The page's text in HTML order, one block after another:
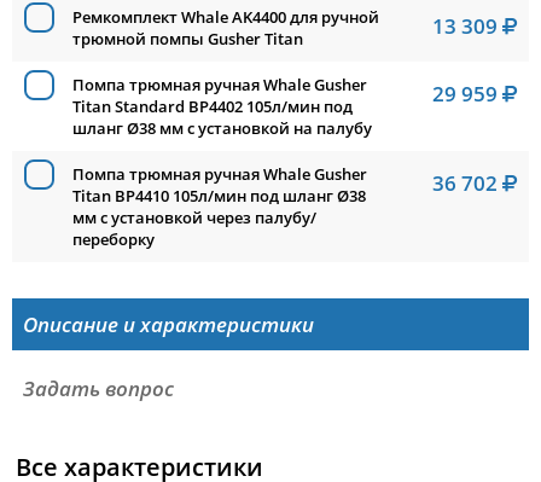
Ремкомплект Whale AK4400 для ручной
трюмной помпы Gusher Titan
13 309
Помпа трюмная ручная Whale Gusher
Titan Standard BP4402 105л/мин под
шланг Ø38 мм с установкой на палубу
29 959
Помпа трюмная ручная Whale Gusher
Titan BP4410 105л/мин под шланг Ø38
мм с установкой через палубу/
переборку
36 702
Описание и характеристики
Задать вопрос
Все характеристики